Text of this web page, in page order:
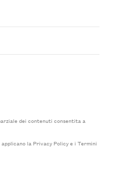
dei contenuti consentita a
la Privacy Policye i Termini